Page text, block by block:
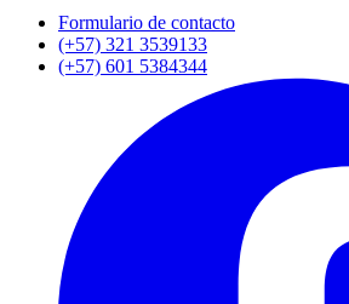
Formulario de contacto
(+57) 321 3539133
(+57) 601 5384344